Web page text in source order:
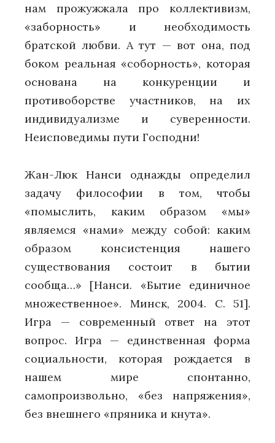
нам прожужжала про коллективизм,
«заборность» и необходимость
братской любви. А тут — вот она, под
боком реальная «соборность», которая
основана на конкуренции и
противоборстве участников, на их
индивидуализме и суверенности.
Неисповедимы пути Господни!
Жан-Люк Нанси однажды определил
задачу философии в том, чтобы
«помыслить, каким образом «мы»
являемся «нами» между собой: каким
образом консистенция нашего
существования состоит в бытии
сообща…» [Нанси. «Бытие единичное
множественное». Минск, 2004. С. 51].
Игра — современный ответ на этот
вопрос. Игра — единственная форма
социальности, которая рождается в
нашем мире спонтанно,
самопроизвольно, «без напряжения»,
без внешнего «пряника и кнута».